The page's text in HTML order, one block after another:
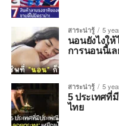
สาระน่ารู้ 5
นอนยังไงให้
การนอนนี้เล
สาระน่ารู้ 5
5 ประเทศที่
ไทย